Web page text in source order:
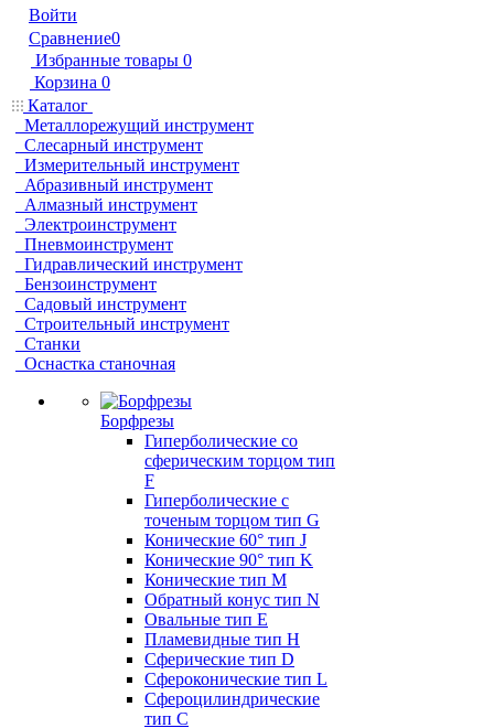
Войти
Сравнение0
Избранные товары 0
Корзина 0
Каталог
Металлорежущий инструмент
Слесарный инструмент
Измерительный инструмент
Абразивный инструмент
Алмазный инструмент
Электроинструмент
Пневмоинструмент
Гидравлический инструмент
Бензоинструмент
Садовый инструмент
Строительный инструмент
Станки
Оснастка станочная
Борфрезы
Гиперболические cо
сферическим торцом тип
F
Гиперболические с
точеным торцом тип G
Конические 60° тип J
Конические 90° тип K
Конические тип M
Обратный конус тип N
Овальные тип E
Пламевидные тип H
Сферические тип D
Сфероконические тип L
Сфероцилиндрические
тип C